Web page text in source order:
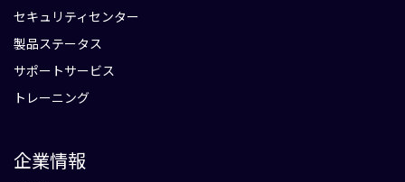
セキュリティセンター
製品ステータス
サポートサービス
トレーニング
企業情報